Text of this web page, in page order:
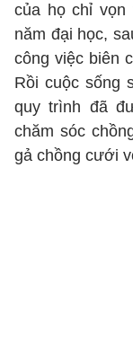
của họ chỉ vọn
năm đại học,
công việc biên
Rồi cuộc sống
quy trình đã
chăm sóc
gả chồng cưới